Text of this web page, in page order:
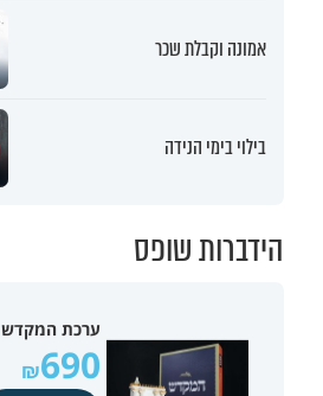
אמונה וקבלת שכר
בילוי בימי הנידה
הידברות שופס
ערכת המקדש
690